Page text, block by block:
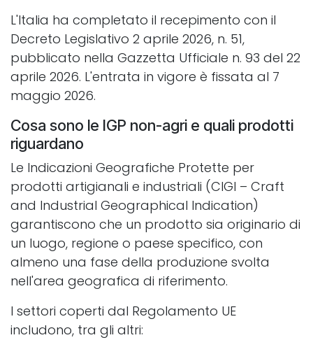
L'Italia ha completato il recepimento con il
Decreto Legislativo 2 aprile 2026, n. 51,
pubblicato nella Gazzetta Ufficiale n. 93 del 22
aprile 2026. L'entrata in vigore è fissata al 7
maggio 2026.
Cosa sono le IGP non-agri e quali prodotti
riguardano
Le Indicazioni Geografiche Protette per
prodotti artigianali e industriali (CIGI – Craft
and Industrial Geographical Indication)
garantiscono che un prodotto sia originario di
un luogo, regione o paese specifico, con
almeno una fase della produzione svolta
nell'area geografica di riferimento.
I settori coperti dal Regolamento UE
includono, tra gli altri: